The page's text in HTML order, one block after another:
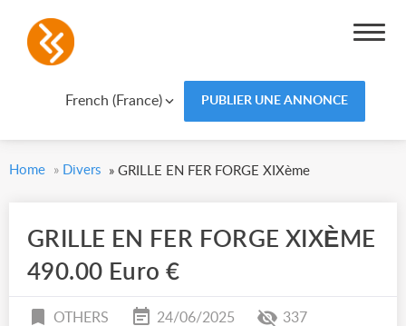
French (France) PUBLIER UNE ANNONCE
Home » Divers » GRILLE EN FER FORGE XIXème
GRILLE EN FER FORGE XIXÈME
490.00 Euro €
OTHERS 24/06/2025 337